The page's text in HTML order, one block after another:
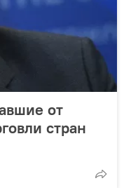
от
стран